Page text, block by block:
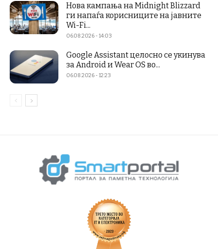
Нова кампања на Midnight Blizzard
ги напаѓа корисниците на јавните
Wi-Fi...
06.08.2026 - 14:03
Google Assistant целосно се укинува
за Android и Wear OS во...
06.08.2026 - 12:23